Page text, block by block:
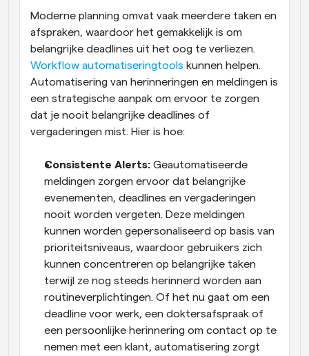
Moderne planning omvat vaak meerdere taken en
afspraken, waardoor het gemakkelijk is om
Workflow automatiseringtools kunnen helpen.
Automatisering van herinneringen en meldingen is
een strategische aanpak om ervoor te zorgen
dat je nooit belangrijke deadlines of
vergaderingen mist. Hier is hoe:
Consistente Alerts: Geautomatiseerde
meldingen zorgen ervoor dat belangrijke
evenementen, deadlines en vergaderingen
nooit worden vergeten. Deze meldingen
kunnen worden gepersonaliseerd op basis van
prioriteitsniveaus, waardoor gebruikers zich
kunnen concentreren op belangrijke taken
terwijl ze nog steeds herinnerd worden aan
routineverplichtingen. Of het nu gaat om een
deadline voor werk, een doktersafspraak of
een persoonlijke herinnering om contact op te
nemen met een klant, automatisering zorgt